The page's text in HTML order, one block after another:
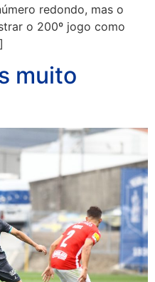
redondo, mas o
o 200º jogo como
muito